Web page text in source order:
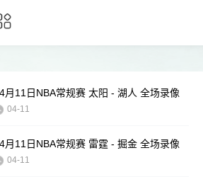
月11日NBA常规赛 太阳 - 湖人 全场录像
04-11
月11日NBA常规赛 雷霆 - 掘金 全场录像
04-11